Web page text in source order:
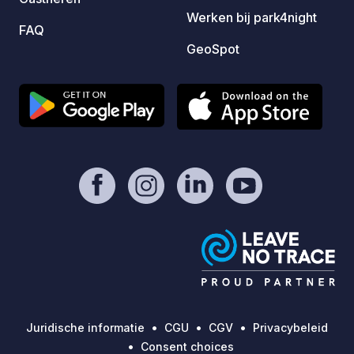
FAQ
Werken bij park4night
GeoSpot
Juridische informatie CGU CGV
Privacybeleid
Consent choices